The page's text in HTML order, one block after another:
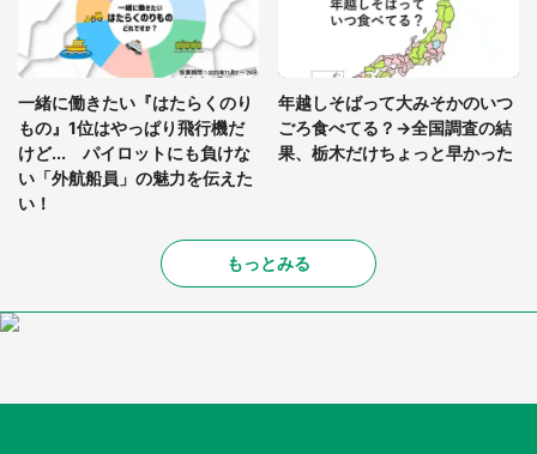
一緒に働きたい『はたらくのり
もの』1位はやっぱり飛行機だ
けど... パイロットにも負けな
い「外航船員」の魅力を伝えた
い！
年越しそばって大みそかのいつ
ごろ食べてる？→全国調査の結
果、栃木だけちょっと早かった
もっとみる